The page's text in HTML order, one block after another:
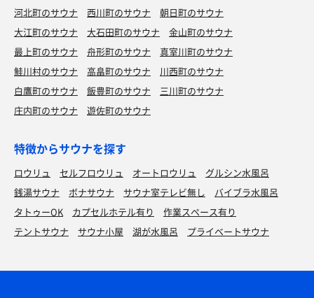
河北町のサウナ
西川町のサウナ
朝日町のサウナ
大江町のサウナ
大石田町のサウナ
金山町のサウナ
最上町のサウナ
舟形町のサウナ
真室川町のサウナ
鮭川村のサウナ
高畠町のサウナ
川西町のサウナ
白鷹町のサウナ
飯豊町のサウナ
三川町のサウナ
庄内町のサウナ
遊佐町のサウナ
特徴からサウナを探す
ロウリュ セルフロウリュ オートロウリュ
グルシン水風呂
銭湯サウナ
ボナサウナ サウナ室テレビ無し
バイブラ水風呂
タトゥーOK
カプセルホテル有り
作業スペース有り
テントサウナ
サウナ小屋 湖が水風呂 プライベートサウナ